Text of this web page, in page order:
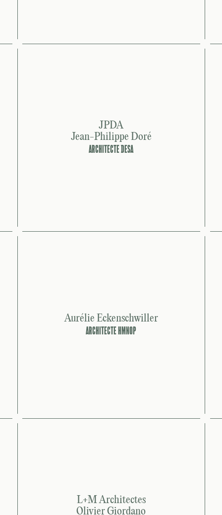
JPDA
Jean-Philippe Doré
ARCHITECTE DESA
Aurélie Eckenschwiller
ARCHITECTE HMNOP
L+M Architectes
Olivier Giordano